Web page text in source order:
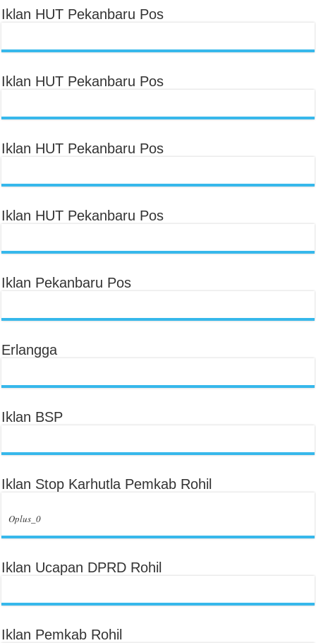
Iklan HUT Pekanbaru Pos
Iklan HUT Pekanbaru Pos
Iklan HUT Pekanbaru Pos
Iklan HUT Pekanbaru Pos
Iklan Pekanbaru Pos
Erlangga
Iklan BSP
Iklan Stop Karhutla Pemkab Rohil
Oplus_0
Iklan Ucapan DPRD Rohil
Iklan Pemkab Rohil